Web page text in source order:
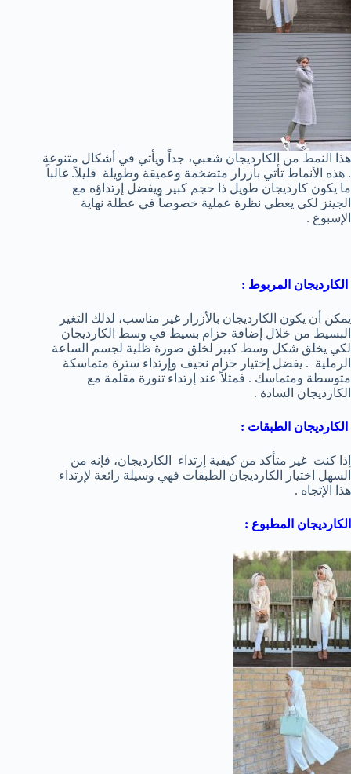
هذا النمط من الكارديجان شعبي، جداً ويأتي في أشكال متنوعة
. هذه الأنماط تأتي بأزرار متضخمة وعميقة وطويلة قليلاً. غالباً
ما يكون كارديجان طويل ذا حجم كبير ويفضل إرتداؤه مع
الجينز لكي يعطي نظرة عملية خصوصاً في عطلة نهاية
الإسبوع .
الكارديجان المربوط :
يمكن أن يكون الكارديجان بالأزرار غير مناسب، لذلك التغير
البسيط من خلال إضافة حزام بسيط في وسط الكارديجان
لكي يخلق شكل وسط كبير لخلق صورة ظلية لجسم الساعة
الرملية . يفضل إختيار حزام نحيف وإرتداء سترة متماسكة
متوسطة ومتماسك . فمثلاً عند إرتداء تنورة مقلمة مع
الكارديجان السادة .
الكارديجان الطبقات :
إذا كنت غير متأكد من كيفية إرتداء الكارديجان، فإنه من
السهل اختيار الكارديجان الطبقات فهي وسيلة رائعة لإرتداء
هذا الإتجاه .
الكارديجان المطبوع :